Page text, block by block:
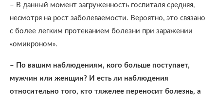
– В данный момент загруженность госпиталя средняя,
несмотря на рост заболеваемости. Вероятно, это связано
с более легким протеканием болезни при заражении
«омикроном».
– По вашим наблюдениям, кого больше поступает,
мужчин или женщин? И есть ли наблюдения
относительно того, кто тяжелее переносит болезнь, а